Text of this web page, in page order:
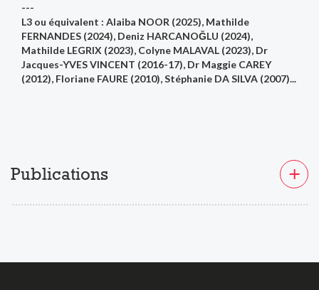
---
L3 ou équivalent : Alaiba NOOR (2025), Mathilde
FERNANDES (2024), Deniz HARCANOĞLU (2024),
Mathilde LEGRIX (2023), Colyne MALAVAL (2023), Dr
Jacques-YVES VINCENT (2016-17), Dr Maggie CAREY
(2012), Floriane FAURE (2010), Stéphanie DA SILVA (2007)...
Publications